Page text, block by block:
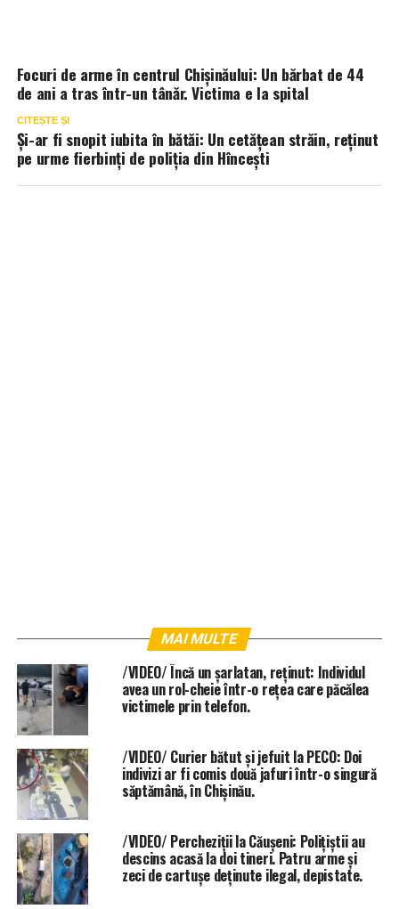
Focuri de arme în centrul Chișinăului: Un bărbat de 44
de ani a tras într-un tânăr. Victima e la spital
CITEȘTE ȘI
Și-ar fi snopit iubita în bătăi: Un cetățean străin, reținut
pe urme fierbinți de poliția din Hîncești
MAI MULTE
/VIDEO/ Încă un șarlatan, reținut: Individul
avea un rol-cheie într-o rețea care păcălea
victimele prin telefon.
/VIDEO/ Curier bătut și jefuit la PECO: Doi
indivizi ar fi comis două jafuri într-o singură
săptămână, în Chișinău.
/VIDEO/ Percheziții la Căușeni: Polițiștii au
descins acasă la doi tineri. Patru arme și
zeci de cartușe deținute ilegal, depistate.